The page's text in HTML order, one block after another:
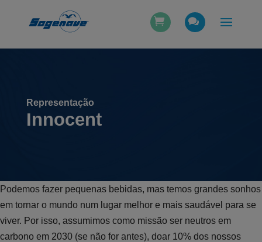
Representação
Innocent
Podemos fazer pequenas bebidas, mas temos grandes sonhos
em tornar o mundo num lugar melhor e mais saudável para se
viver. Por isso, assumimos como missão ser neutros em
carbono em 2030 (se não for antes), doar 10% dos nossos